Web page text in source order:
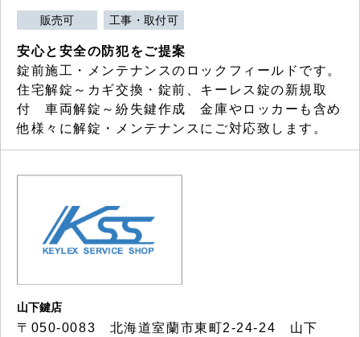
販売可 工事・取付可
安心と安全の防犯をご提案
錠前施工・メンテナンスのロックフィールドです。
住宅解錠～カギ交換・錠前、キーレス錠の新規取
付 車両解錠～紛失鍵作成 金庫やロッカーも含め
他様々に解錠・メンテナンスにご対応致します。
山下鍵店
〒050-0083 北海道室蘭市東町2-24-24 山下